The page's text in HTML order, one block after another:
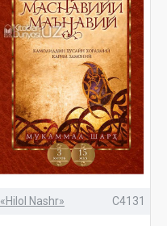
«Hilol Nashr» C4131